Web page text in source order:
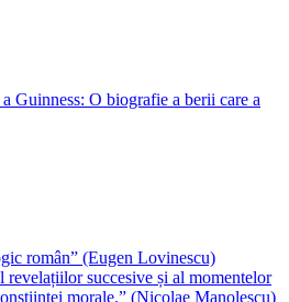
Guinness: O biografie a berii care a
român” (Eugen Lovinescu)
revelațiilor succesive și al momentelor
morale.” (Nicolae Manolescu)